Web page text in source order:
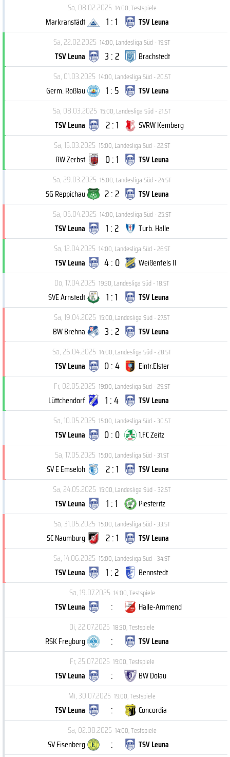
Sa, 08.02.2025 14:00,Testspiele
Markranstädt 1 : 1
TSV Leuna
Sa, 22.02.2025 14:00,Landesliga Süd - 19.ST
TSV Leuna 3 : 2
Brachstedt
Sa, 01.03.2025 14:00,Landesliga Süd - 20.ST
Germ. Roßlau 1 : 5
TSV Leuna
Sa, 08.03.2025 15:00,Landesliga Süd - 21.ST
TSV Leuna 2 : 1
SVRW Kemberg
Sa, 15.03.2025 15:00,Landesliga Süd - 22.ST
RW Zerbst 0 : 1
TSV Leuna
Sa, 29.03.2025 15:00,Landesliga Süd - 24.ST
SG Reppichau 2 : 2
TSV Leuna
Sa, 05.04.2025 14:00,Landesliga Süd - 25.ST
TSV Leuna 1 : 2
Turb. Halle
Sa, 12.04.2025 14:00,Landesliga Süd - 26.ST
TSV Leuna 4 : 0
Weißenfels II
Do, 17.04.2025 19:30,Landesliga Süd - 18.ST
SVE Arnstedt 1 : 1
TSV Leuna
Sa, 19.04.2025 15:00,Landesliga Süd - 27.ST
BW Brehna 3 : 2
TSV Leuna
Sa, 26.04.2025 14:00,Landesliga Süd - 28.ST
TSV Leuna 0 : 4
Eintr.Elster
Fr, 02.05.2025 19:00,Landesliga Süd - 29.ST
Lüttchendorf 1 : 4
TSV Leuna
Sa, 10.05.2025 15:00,Landesliga Süd - 30.ST
TSV Leuna 0 : 0
1.FC Zeitz
Sa, 17.05.2025 15:00,Landesliga Süd - 31.ST
SV E Emseloh 2 : 1
TSV Leuna
Sa, 24.05.2025 15:00,Landesliga Süd - 32.ST
TSV Leuna 1 : 1
Piesteritz
Sa, 31.05.2025 15:00,Landesliga Süd - 33.ST
SC Naumburg 2 : 1
TSV Leuna
Sa, 14.06.2025 15:00,Landesliga Süd - 34.ST
TSV Leuna 1 : 2
Bennstedt
Sa, 19.07.2025 14:00,Testspiele
TSV Leuna :
Halle-Ammend
Di, 22.07.2025 18:30,Testspiele
RSK Freyburg :
TSV Leuna
Fr, 25.07.2025 19:00,Testspiele
TSV Leuna :
BW Dölau
Mi, 30.07.2025 19:00,Testspiele
TSV Leuna :
Concordia
Sa, 02.08.2025 14:00,Testspiele
SV Eisenberg : TSV Leuna